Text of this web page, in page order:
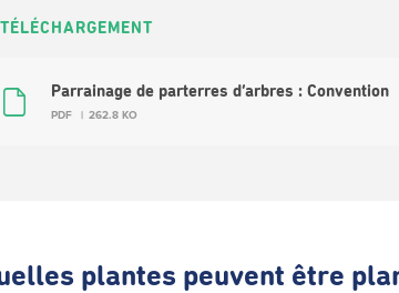
TÉLÉCHARGEMENT
Parrainage de parterres d’arbres : Convention
PDF 262.8 KO
plantes peuvent être